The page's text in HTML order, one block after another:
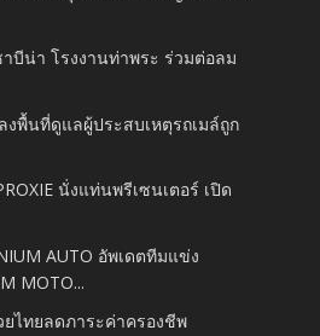
บีน่า โรงงานท่าพระ ร่วมต่อลม
พื้นที่ดูแลผู้ประสบเหตุรถเมล์ถูก
นั่งแท่นพรีเซนเตอร์ เปิด
AUTO อัพเดตทีมแข่ง
MOTO...
ไทยลดภาระค่าครองชีพ